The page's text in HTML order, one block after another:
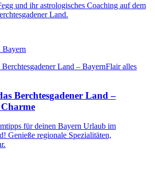
und ihr astrologisches Coaching auf dem
Land.
Bayern
Berchtesgadener Land –
für deinen Bayern Urlaub im
Genieße regionale Spezialitäten,